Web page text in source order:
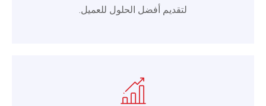
لتقديم أفضل الحلول للعميل.